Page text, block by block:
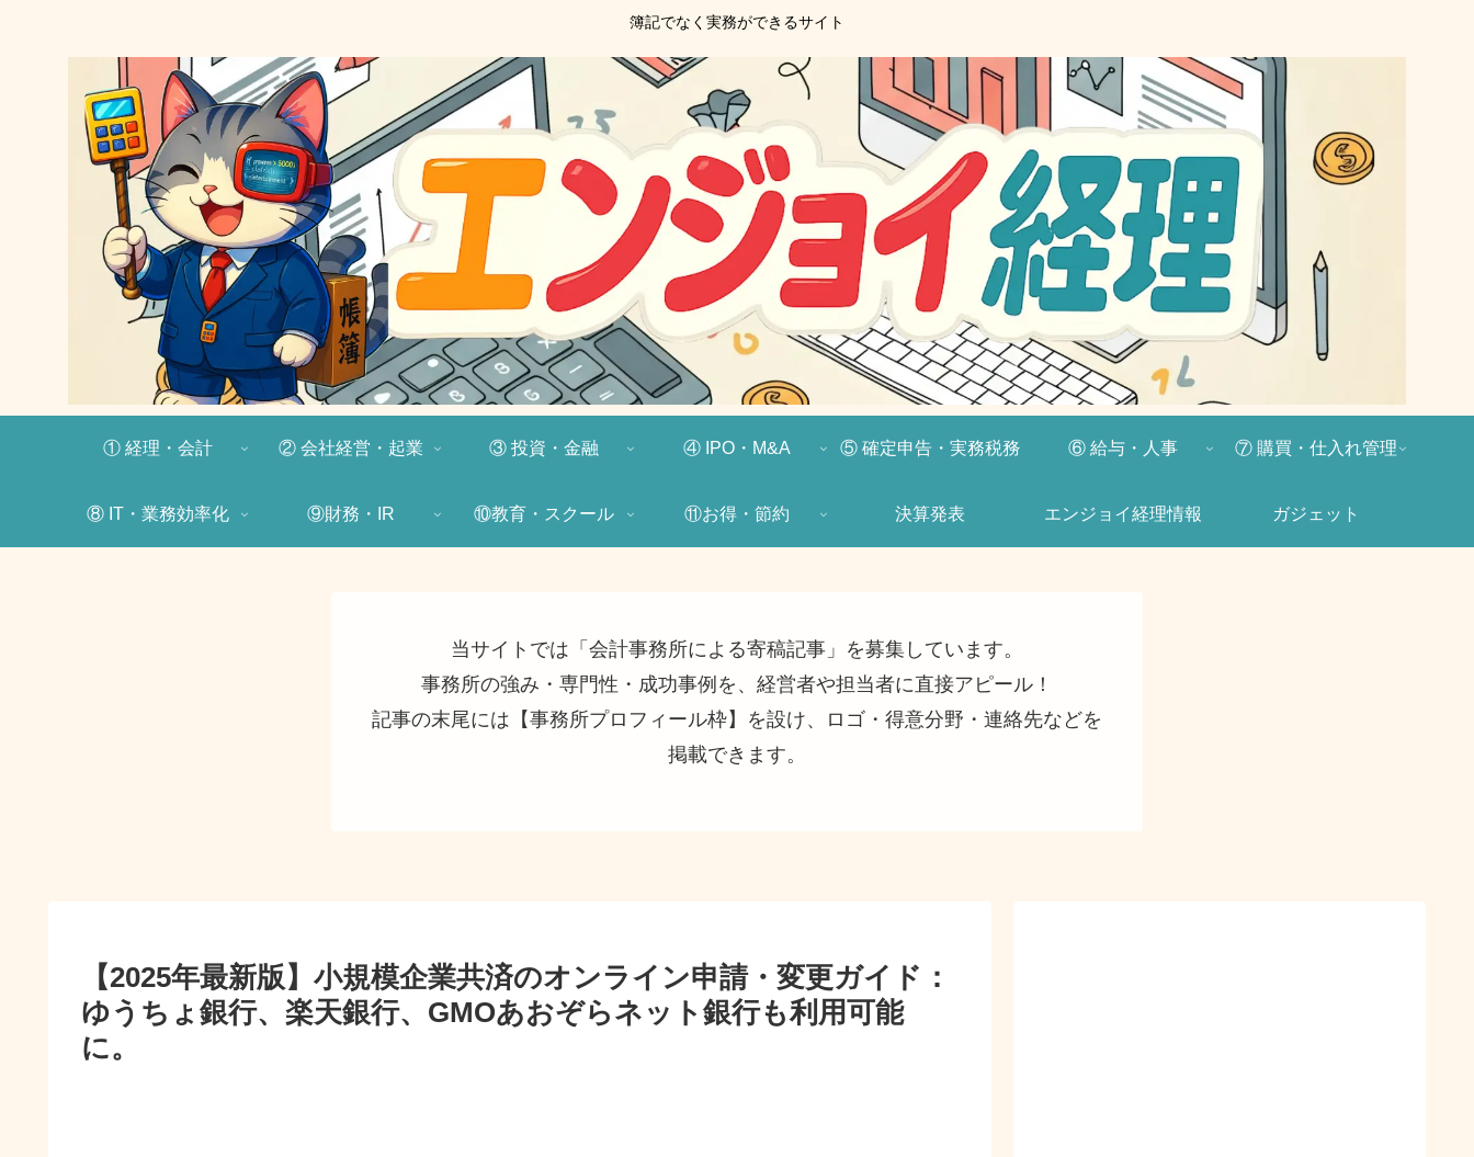
簿記でなく実務ができるサイト
① 経理・会計 ② 会社経営・起業 ③ 投資・金融 ④ IPO・M&A ⑤ 確定申告・実務税務 ⑥ 給与・人事 ⑦ 購買・仕入れ管理
⑧ IT・業務効率化 ⑨財務・IR ⑩教育・スクール ⑪お得・節約 決算発表 エンジョイ経理情報 ガジェット
当サイトでは「会計事務所による寄稿記事」を募集しています。
事務所の強み・専門性・成功事例を、経営者や担当者に直接アピール！
記事の末尾には【事務所プロフィール枠】を設け、ロゴ・得意分野・連絡先などを
掲載できます。
【2025年最新版】小規模企業共済のオンライン申請・変更ガイド：
ゆうちょ銀行、楽天銀行、GMOあおぞらネット銀行も利用可能
に。